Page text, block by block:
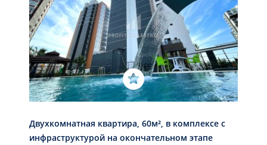
Двухкомнатная квартира, 60м², в комплексе с
инфраструктурой на окончательном этапе